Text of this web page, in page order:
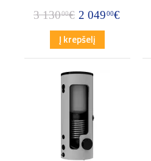
3 13000€ 2 04900€
Į krepšelį